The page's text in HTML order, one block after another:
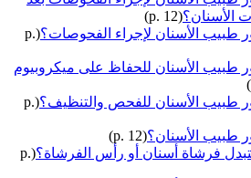
الأسنان؟(p. 12)
طبيب الأسنان لإجراء الفحوصات؟ (p.
طبيب الأسنان للحفاظ على ميكروبيوم
طبيب الأسنان للفحص والتنظيف؟ (p.
طبيب الأسنان؟(p. 12)
فرشاة أسنان أو رأس الفرشاة؟ (p.